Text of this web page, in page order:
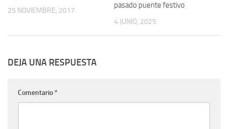
25 NOVIEMBRE, 2017
pasado puente festivo
4 JUNIO, 2025
DEJA UNA RESPUESTA
Comentario*